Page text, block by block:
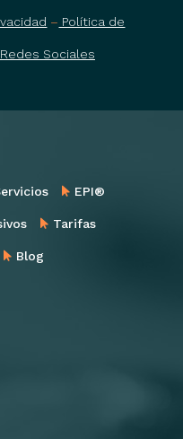
– Política de
Sociales
EPI®
Tarifas
Blog